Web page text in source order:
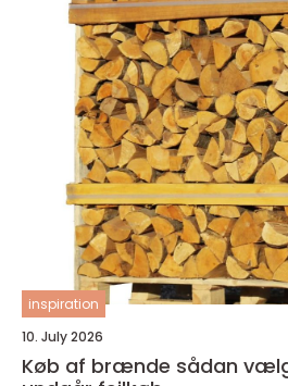
inspiration
10. July 2026
Køb af brænde sådan vælger du kvalitet og